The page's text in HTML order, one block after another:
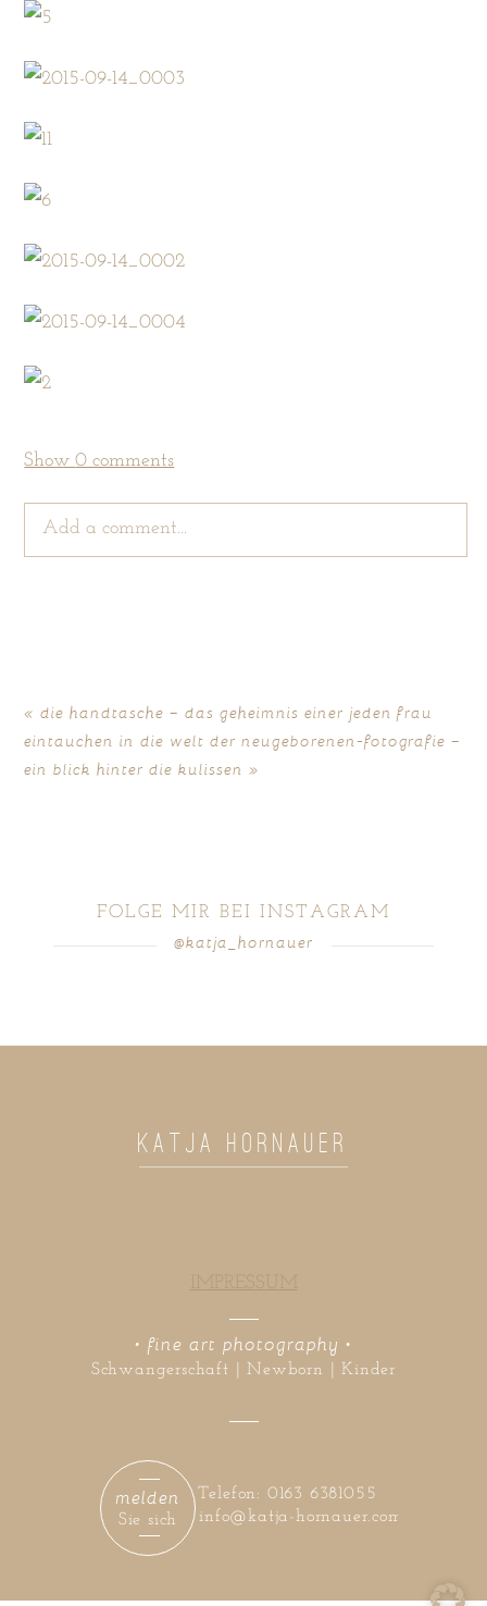
Show0 comments
Add a comment...
« die handtasche – das geheimnis einer jeden frau
eintauchen in die welt der neugeborenen-fotografie –
ein blick hinter die kulissen »
FOLGE MIR BEI INSTAGRAM
@katja_hornauer
KATJA HORNAUER
IMPRESSUM
Schwangerschaft | Newborn | Kinder
• fine art photography •
info@katja-hornauer.com
Telefon: 0163 6381055
Sie sich
melden